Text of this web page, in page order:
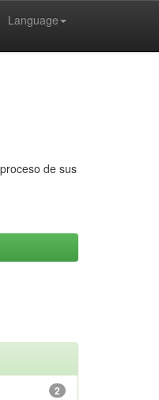
Language
de sus
2